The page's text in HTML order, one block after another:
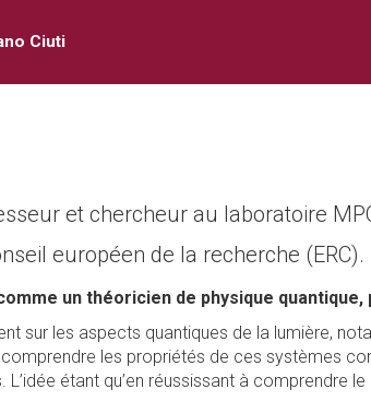
Ciuti
et chercheur au laboratoire
européen de la recherche
un théoricien de physique
sur les aspects quantiques de la lumière,
les propriétés de ces systèmes
L’idée étant qu’en réussissant à comprendre